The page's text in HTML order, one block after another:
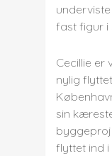
fast figur i
Cecillie er
nylig
sin
flyttet ind i